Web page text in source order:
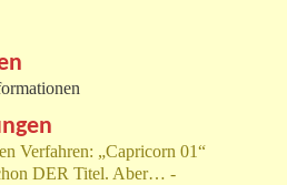
Verfahren: „Capricorn 01“
DER Titel. Aber… -